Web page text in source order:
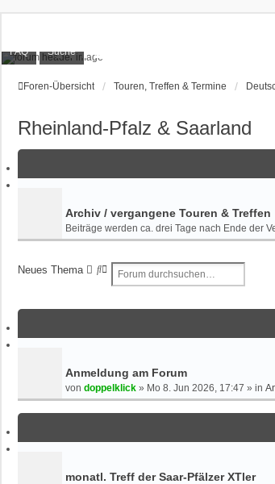
XT1200Z-Forum
FAQ Suche
Foren-Übersicht Touren, Treffen & Termine
Rheinland-Pfalz & Saarland
Archiv / vergangene Touren & Treffen
Beiträge werden ca. drei Tage nach Ende der
Neues Thema
S
hE
T
R
T
E
S
C
E
Anmeldung am Forum
von doppelklick » Mo 8. Jun 2026, 17:47 » in
monatl. Treff der Saar-Pfälzer XTler